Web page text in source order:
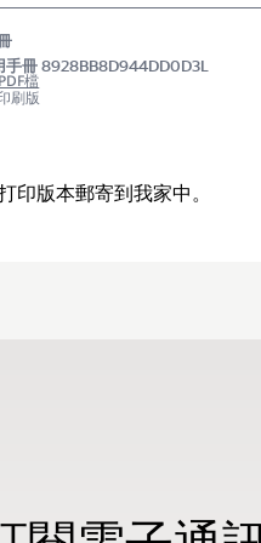
手冊 8928BB8D944DD0D3L
檔
刷版
印版本郵寄到我家中。